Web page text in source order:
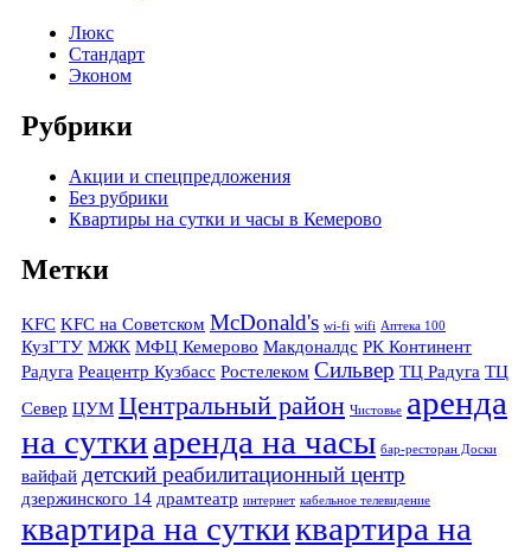
Люкс
Стандарт
Эконом
Рубрики
Акции и спецпредложения
Без рубрики
Квартиры на сутки и часы в Кемерово
Метки
KFC KFC на Советском McDonald's wi-fi wifi Аптека 100
КузГТУ МЖК МФЦ Кемерово Макдоналдс РК Континент
Радуга Реацентр Кузбасс Ростелеком Сильвер ТЦ Радуга ТЦ
Север ЦУМ Центральный район Чистовье аренда
на суткиаренда на часы бар-ресторан Доски
вайфай детский реабилитационный центр
дзержинского 14 драмтеатр интернет кабельное телевидение
квартира на суткиквартира на